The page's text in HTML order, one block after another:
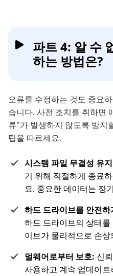
파트 4: 알 수
하는 방법은?
오류를 수정하는 것도 중요
습니다. 사전 조치를 취하면
류"가 발생하지 않도록 방지
팁을 따르세요.
시스템 파일 무결성 유
기 위해 적절하게 종료
요. 중요한 데이터는 정
하드 드라이브를 안전하
하드 드라이브의 상태
이브가 물리적으로 손
멀웨어로부터 보호: 신
사용하고 계속 업데이